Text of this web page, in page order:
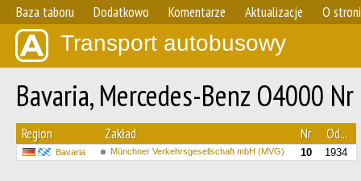
Baza taboru Dodatkowo Komentarze Aktualizacje O
Transport autobusowy
Bavaria, Mercedes-Benz O4000
Region Zakład Nr Od...
Bavaria Münchner Verkehrsgesellschaft mbH (MVG) 10 1934